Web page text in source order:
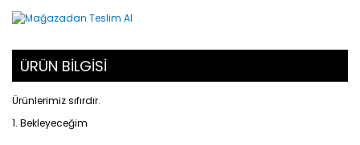
ÜRÜN BİLGİSİ
Ürünlerimiz sıfırdır.
1. Bekleyeceğim